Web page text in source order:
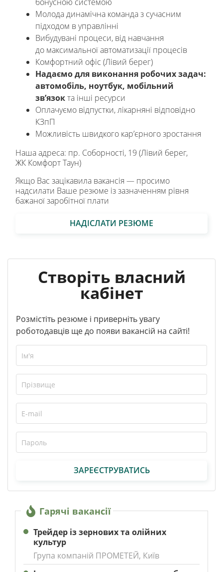
Молода динамічна команда з сучасним
підходом в управлінні
Вибудувані процеси, від навчання
до максимальної автоматизації процесів
Комфортний офіс (Лівий берег)
Надаємо для виконання робочих задач:
автомобіль, ноутбук, мобільний
зв’язокта інші ресурси
Оплачуємо відпустки, лікарняні відповідно
КЗпП
Можливість швидкого карʼєрного зростання
Наша адреса: пр. Соборності, 19 (Лівий берег,
ЖК Комфорт Таун)
Якщо Вас зацікавила вакансія — просимо
надсилати Ваше резюме із зазначенням рівня
бажаної заробітної плати
НАДІСЛАТИ РЕЗЮМЕ
Створіть власний
кабінет
Розмістіть резюме і приверніть увагу
роботодавців ще до появи вакансій на сайті!
ЗАРЕЄСТРУВАТИСЬ
Гарячі вакансії
Трейдер із зернових та олійних
культур
Група компаній ПРОМЕТЕЙ, Київ